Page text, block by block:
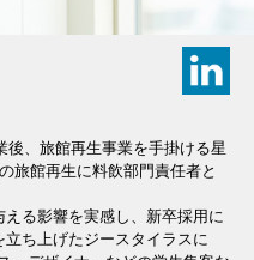
後、旅館再生事業を手掛ける星
旅館再生に料飲部門責任者と
る影響を実感し、新卒採用に
ち上げたジースタイラスに